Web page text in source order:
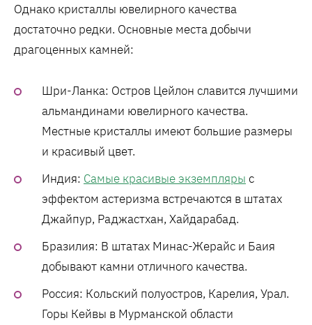
Однако кристаллы ювелирного качества
достаточно редки. Основные места добычи
драгоценных камней:
Шри-Ланка: Остров Цейлон славится лучшими
альмандинами ювелирного качества.
Местные кристаллы имеют большие размеры
и красивый цвет.
Индия: Самые красивые экземпляры с
эффектом астеризма встречаются в штатах
Джайпур, Раджастхан, Хайдарабад.
Бразилия: В штатах Минас-Жерайс и Баия
добывают камни отличного качества.
Россия: Кольский полуостров, Карелия, Урал.
Горы Кейвы в Мурманской области